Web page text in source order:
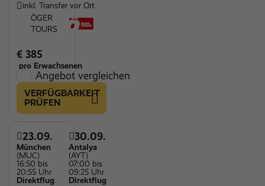
inkl. Transfer vor Ort
ÖGER
TOURS
€ 385
pro Erwachsenen
Angebot vergleichen
VERFÜGBARKEIT
PRÜFEN
23.09.
München
(MUC)
16:50 bis
20:55 Uhr
Direktflug
30.09.
Antalya
(AYT)
07:00 bis
09:25 Uhr
Direktflug